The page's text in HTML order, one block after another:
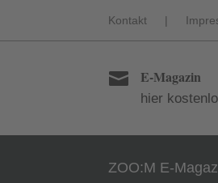
Kontakt |
 E-Magazin
hier
ZOO:M E-